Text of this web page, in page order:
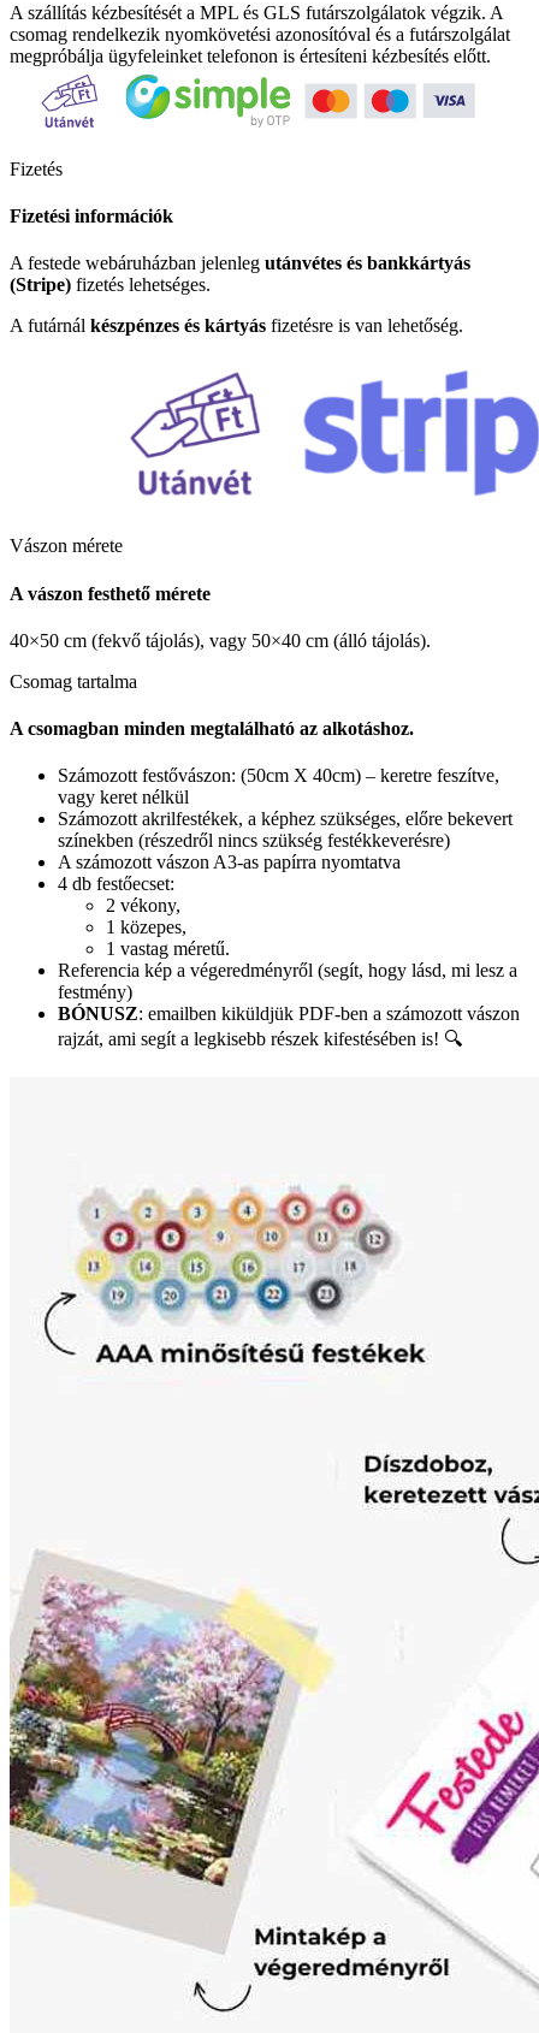
A szállítás kézbesítését a MPL és GLS futárszolgálatok végzik. A
csomag rendelkezik nyomkövetési azonosítóval és a futárszolgálat
megpróbálja ügyfeleinket telefonon is értesíteni kézbesítés előtt.
Fizetés
Fizetési információk
A festede webáruházban jelenleg utánvétes és bankkártyás
(Stripe) fizetés lehetséges.
A futárnál készpénzes és kártyás fizetésre is van lehetőség.
Vászon mérete
A vászon festhető mérete
40×50 cm (fekvő tájolás), vagy 50×40 cm (álló tájolás).
Csomag tartalma
A csomagban minden megtalálható az alkotáshoz.
Számozott festővászon: (50cm X 40cm) – keretre feszítve,
vagy keret nélkül
Számozott akrilfestékek, a képhez szükséges, előre bekevert
színekben (részedről nincs szükség festékkeverésre)
A számozott vászon A3-as papírra nyomtatva
4 db festőecset:
2 vékony,
1 közepes,
1 vastag méretű.
Referencia kép a végeredményről (segít, hogy lásd, mi lesz a
festmény)
BÓNUSZ: emailben kiküldjük PDF-ben a számozott vászon
rajzát, ami segít a legkisebb részek kifestésében is! 🔍